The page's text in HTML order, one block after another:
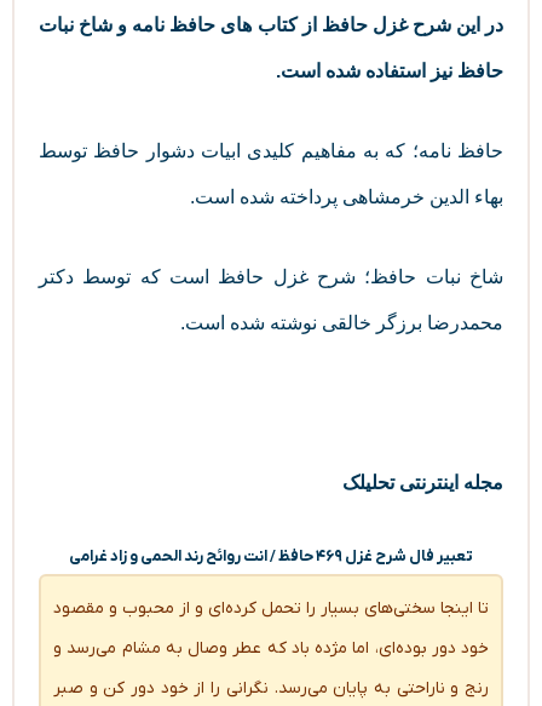
در این شرح غزل حافظ از کتاب های حافظ نامه و شاخ نبات
حافظ نیز استفاده شده است.
حافظ نامه؛ که به مفاهیم کلیدی ابیات دشوار حافظ توسط
بهاء الدین خرمشاهی پرداخته شده است.
شاخ نبات حافظ؛ شرح غزل حافظ است که توسط دکتر
محمدرضا برزگر خالقی نوشته شده است.
مجله اینترنتی تحلیلک
تعبیر فال شرح غزل ۴۶۹ حافظ / انت روائح رند الحمی و زاد غرامی
تا اینجا سختی‌های بسیار را تحمل کرده‌ای و از محبوب و مقصود
خود دور بوده‌ای، اما مژده باد که عطر وصال به مشام می‌رسد و
رنج و ناراحتی به پایان می‌رسد. نگرانی را از خود دور کن و صبر